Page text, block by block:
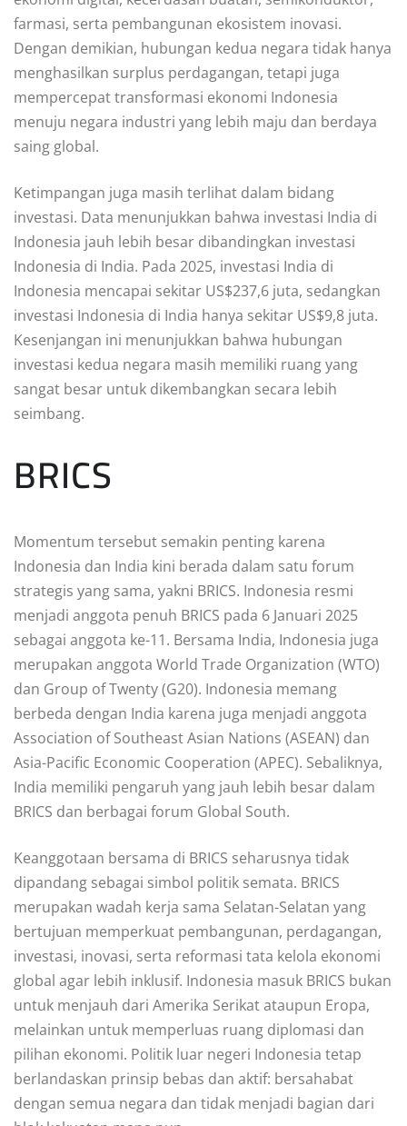
farmasi, serta pembangunan ekosistem inovasi.
Dengan demikian, hubungan kedua negara tidak hanya
menghasilkan surplus perdagangan, tetapi juga
mempercepat transformasi ekonomi Indonesia
menuju negara industri yang lebih maju dan berdaya
saing global.
Ketimpangan juga masih terlihat dalam bidang
investasi. Data menunjukkan bahwa investasi India di
Indonesia jauh lebih besar dibandingkan investasi
Indonesia di India. Pada 2025, investasi India di
Indonesia mencapai sekitar US$237,6 juta, sedangkan
investasi Indonesia di India hanya sekitar US$9,8 juta.
Kesenjangan ini menunjukkan bahwa hubungan
investasi kedua negara masih memiliki ruang yang
sangat besar untuk dikembangkan secara lebih
seimbang.
BRICS
Momentum tersebut semakin penting karena
Indonesia dan India kini berada dalam satu forum
strategis yang sama, yakni BRICS. Indonesia resmi
menjadi anggota penuh BRICS pada 6 Januari 2025
sebagai anggota ke-11. Bersama India, Indonesia juga
merupakan anggota World Trade Organization (WTO)
dan Group of Twenty (G20). Indonesia memang
berbeda dengan India karena juga menjadi anggota
Association of Southeast Asian Nations (ASEAN) dan
Asia-Pacific Economic Cooperation (APEC). Sebaliknya,
India memiliki pengaruh yang jauh lebih besar dalam
BRICS dan berbagai forum Global South.
Keanggotaan bersama di BRICS seharusnya tidak
dipandang sebagai simbol politik semata. BRICS
merupakan wadah kerja sama Selatan-Selatan yang
bertujuan memperkuat pembangunan, perdagangan,
investasi, inovasi, serta reformasi tata kelola ekonomi
global agar lebih inklusif. Indonesia masuk BRICS bukan
untuk menjauh dari Amerika Serikat ataupun Eropa,
melainkan untuk memperluas ruang diplomasi dan
pilihan ekonomi. Politik luar negeri Indonesia tetap
berlandaskan prinsip bebas dan aktif: bersahabat
dengan semua negara dan tidak menjadi bagian dari